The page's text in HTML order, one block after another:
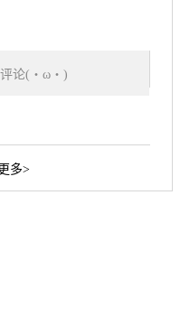
论(・ω・)
多>